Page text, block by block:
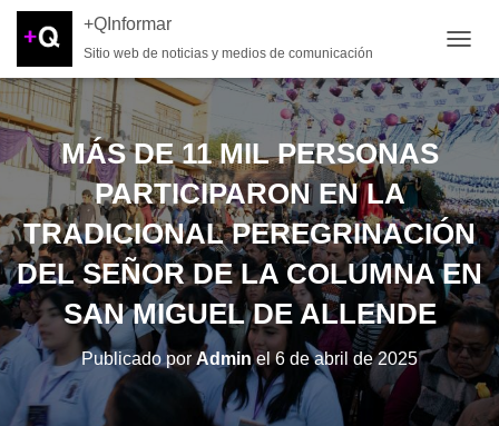
+QInformar
Sitio web de noticias y medios de comunicación
MÁS DE 11 MIL PERSONAS
PARTICIPARON EN LA
TRADICIONAL PEREGRINACIÓN
DEL SEÑOR DE LA COLUMNA EN
SAN MIGUEL DE ALLENDE
Publicado por Adminel6 de abril de 2025